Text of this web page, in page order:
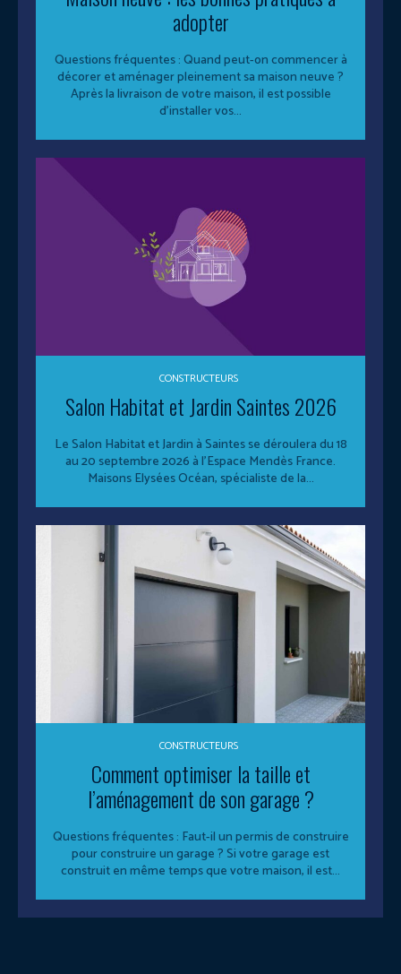
adopter
Questions fréquentes : Quand peut-on commencer à
décorer et aménager pleinement sa maison neuve ?
Après la livraison de votre maison, il est possible
d’installer vos...
CONSTRUCTEURS
Salon Habitat et Jardin Saintes 2026
Le Salon Habitat et Jardin à Saintes se déroulera du 18
au 20 septembre 2026 à l’Espace Mendès France.
Maisons Elysées Océan, spécialiste de la...
CONSTRUCTEURS
Comment optimiser la taille et
l’aménagement de son garage ?
Questions fréquentes : Faut-il un permis de construire
pour construire un garage ? Si votre garage est
construit en même temps que votre maison, il est...